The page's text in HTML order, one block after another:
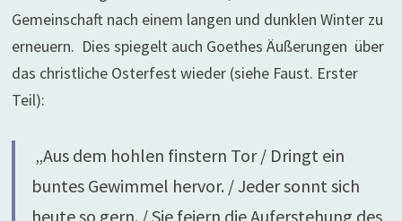
Gemeinschaft nach einem langen und dunklen Winter zu
erneuern. Dies spiegelt auch Goethes Äußerungen über
das christliche Osterfest wieder (siehe Faust. Erster
Teil):
„Aus dem hohlen finstern Tor / Dringt ein
buntes Gewimmel hervor. / Jeder sonnt sich
heute so gern. / Sie feiern die Auferstehung des